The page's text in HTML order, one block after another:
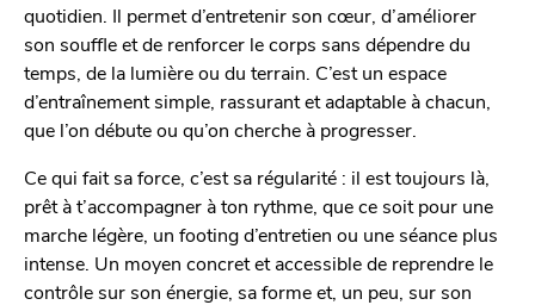
quotidien. Il permet d’entretenir son cœur, d’améliorer
son souffle et de renforcer le corps sans dépendre du
temps, de la lumière ou du terrain. C’est un espace
d’entraînement simple, rassurant et adaptable à chacun,
que l’on débute ou qu’on cherche à progresser.
Ce qui fait sa force, c’est sa régularité : il est toujours là,
prêt à t’accompagner à ton rythme, que ce soit pour une
marche légère, un footing d’entretien ou une séance plus
intense. Un moyen concret et accessible de reprendre le
contrôle sur son énergie, sa forme et, un peu, sur son